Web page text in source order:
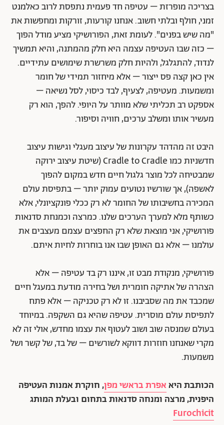
בצריכה מופרזת – עטיפה חד פעמית נתפסת לרוב כאלמנט
זמני, חולף ובלתי חשוב. אנחנו קורעות, זורקות ומחפשות את
"מה שיש בפנים". לעומת זאת, הפורושיקי מציע מודל הפוך
– כזה שבו העטיפה עצמה היא חלק מהמתנה, והיא תמשיך
לנדוד, להתגלגל, ולהיות חלק משרשרת שימושים עתידיים.
אין כאן קצה פס ייצור – אלא מיחזור תמידי של חומר
ומשמעות. מעטיפה, לצעיף, לבד כיסוי, לסל נשיאה –
אספקט רב תכליתי שלא מוותר על היופי. להפך, הוא רק
מעשיר אותו ומשלב ערכים, חוויה וסיפור.
היבט זה מהדהד עקרונות של עיצוב מעגלי וגישות עיצוב
חדשניות כמו Cradle to Cradle (שיטת עיצוב ירוקה
שמבטיחה לכל מוצר גלגול חיים חדש במקום להפוך
לאשפה), אך שורשיו נטועים עמוק יותר – בתפיסת עולם
המכירה בחשיבותו של החומר לא רק ככלי פונקציונלי, אלא
כשותף מלא למערך הערכים שלנו. כמרצה וכמנחת סדנאות
פורושיקי, אני מוצאת שלא רק החפצים עצמם מעצבים את
עולמנו – אלא גם האופן שבו אנו בוחרות לחיות איתם.
פורושיקי, מנקודת מבט זו, איננו רק בד עטיפה – אלא
הצהרה של אתיקה חומרית ושל בחירה מודעת במעגל חיים
שמכבד את מה שסביבנו. זו לא רק טכניקה – אלא פתח
לתפיסת עולם מוסרית. עטיפה שהיא גם השקפה. במיוחד
בעולם שמנסה שוב ושוב לעטוף את עצמו מחדש, אולי זה לא
מקרי שאנחנו חוזרות דווקא לשורשים – של בד, של קשר ושל
משמעות.
הכותבת היאאפרת בראשי מפן, חוקרת אמנות העטיפה
היפנית, מרצה ומנחה סדנאות בתחום ובעלת המותג
Furochicit